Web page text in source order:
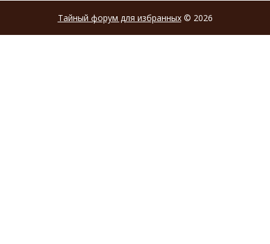
Тайный форум для избранных© 2026